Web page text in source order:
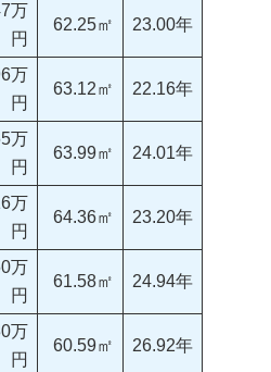
万
円
62.25㎡ 23.00年
万
円
63.12㎡ 22.16年
万
円
63.99㎡ 24.01年
万
円
64.36㎡ 23.20年
万
円
61.58㎡ 24.94年
万
円
60.59㎡ 26.92年